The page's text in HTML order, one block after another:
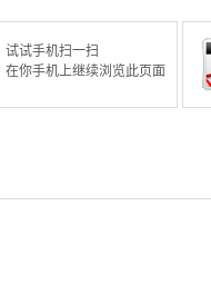
试试手机扫一扫
在你手机上继续浏览此页面